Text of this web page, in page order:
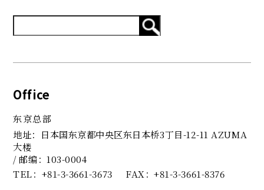
Office
东京总部
地址：日本国东京都中央区东日本桥3丁目-12-11 AZUMA
大楼
/ 邮编：103-0004
TEL
+81-3-3661-3673 FAX
+81-3-3661-8376